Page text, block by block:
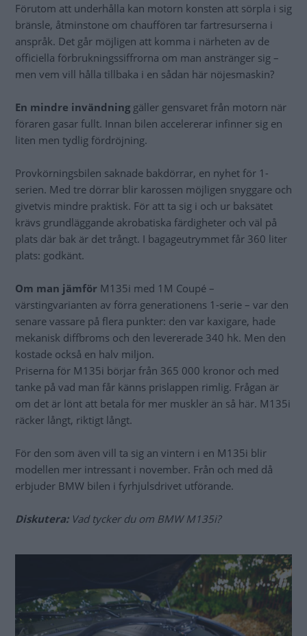
Förutom att underhålla kan motorn konsten att sörpla i sig
bränsle, åtminstone om chauffören tar fartresurserna i
anspråk. Det går möjligen att komma i närheten av de
officiella förbrukningssiffrorna om man anstränger sig –
men vem vill hålla tillbaka i en sådan här nöjesmaskin?
En mindre invändning gäller gensvaret från motorn när
föraren gasar fullt. Innan bilen accelererar infinner sig en
liten men tydlig fördröjning.
Provkörningsbilen saknade bakdörrar, en nyhet för 1-
serien. Med tre dörrar blir karossen möjligen snyggare och
givetvis mindre praktisk. För att ta sig i och ur baksätet
krävs grundläggande akrobatiska färdigheter och väl på
plats där bak är det trångt. I bagageutrymmet får 360 liter
plats: godkänt.
Om man jämför M135i med 1M Coupé –
värstingvarianten av förra generationens 1-serie – var den
senare vassare på flera punkter: den var kaxigare, hade
mekanisk diffbroms och den levererade 340 hk. Men den
kostade också en halv miljon.
Priserna för M135i börjar från 365 000 kronor och med
tanke på vad man får känns prislappen rimlig. Frågan är
om det är lönt att betala för mer muskler än så här. M135i
räcker långt, riktigt långt.
För den som även vill ta sig an vintern i en M135i blir
modellen mer intressant i november. Från och med då
erbjuder BMW bilen i fyrhjulsdrivet utförande.
Diskutera:Vad tycker du om BMW M135i?